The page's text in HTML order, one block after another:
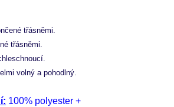
třásněmi.
třásněmi.
volný a pohodlný.
100% polyester +